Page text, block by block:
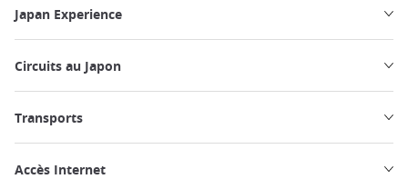
Japan Experience
Circuits au Japon
Transports
Accès Internet